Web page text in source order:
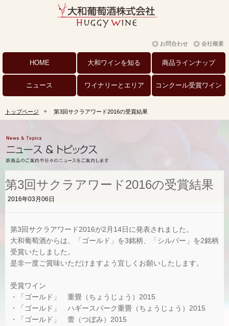
会社概要
お問合わせ
HOME 大和ワインを知る 商品ラインナップ
ニュース ワイナリーと エリア コンクール受賞ワイン
トップページ 第3回サクラアワード2016の受賞結果
第3回サクラアワード2016の受賞結果
2016年03月06日
第3回サクラアワード2016が2月14日に発表されました。
大和葡萄酒からは、「ゴールド」を3銘柄、「シルバー」を2銘柄
受賞いたしました。
是非一度ご賞味いただけますよう宜しくお願いしたします。
受賞ワイン
・「ゴールド」 重畳（ちょうじょう）2015
・「ゴールド」 ハギースパーク重畳（ちょうじょう）2015
・「ゴールド」 蕾（つぼみ）2015